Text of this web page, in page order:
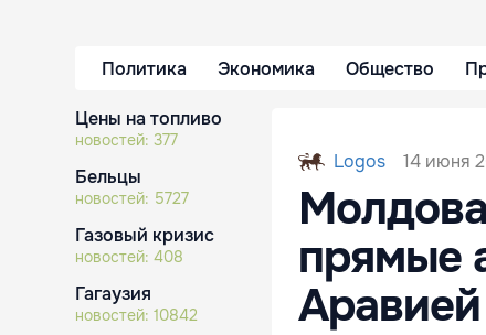
Политика Экономика Общество
Цены на топливо
новостей: 377
Бельцы
новостей: 5727
Газовый кризис
новостей: 408
Гагаузия
новостей: 10842
Logos 14 июня
прямые
Аравией